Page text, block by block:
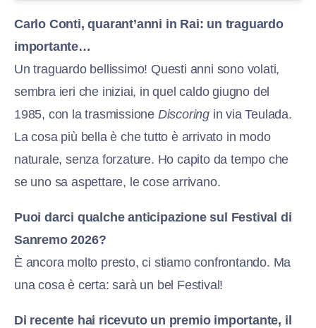
Carlo Conti, quarant’anni in Rai: un traguardo
importante…
Un traguardo bellissimo! Questi anni sono volati,
sembra ieri che iniziai, in quel caldo giugno del
1985, con la trasmissione Discoring in via Teulada.
La cosa più bella è che tutto è arrivato in modo
naturale, senza forzature. Ho capito da tempo che
se uno sa aspettare, le cose arrivano.
Puoi darci qualche anticipazione sul Festival di
Sanremo 2026?
È ancora molto presto, ci stiamo confrontando. Ma
una cosa è certa: sarà un bel Festival!
Di recente hai ricevuto un premio importante, il